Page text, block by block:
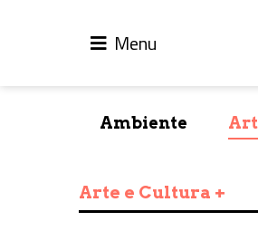
Menu
Ambiente
Arte e Cultura +